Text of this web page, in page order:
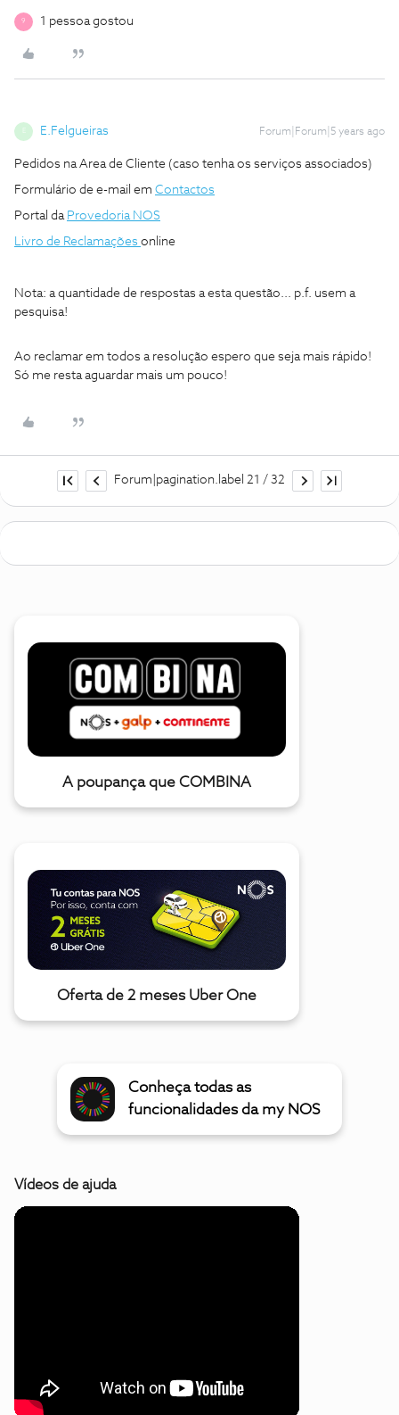
9 1 pessoa gostou
E.Felgueiras Forum|Forum|5 years ago
Pedidos na Area de Cliente (caso tenha os serviços associados)
Formulário de e-mail em Contactos
Portal da Provedoria NOS
Livro de Reclamações online
Nota: a quantidade de respostas a esta questão... p.f. usem a
pesquisa!
Ao reclamar em todos a resolução espero que seja mais rápido!
Só me resta aguardar mais um pouco!
Forum|pagination.label 21 / 32
A poupança que COMBINA
Oferta de 2 meses Uber One
Conheça todas as
funcionalidades da my NOS
Vídeos de ajuda